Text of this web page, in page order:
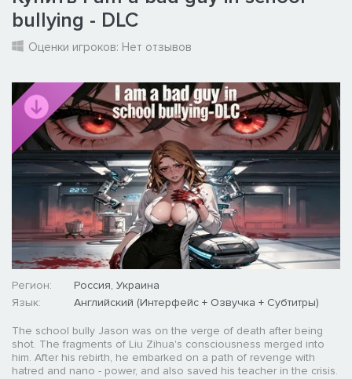
bullying - DLC
Оценки игроков: Нет отзывов
Регион:
Россия, Украина
Язык:
Английский (Интерфейс + Озвучка + Субтитры)
The school bully Jason was on the verge of death after being
shot. The fragments of Liu Zihua's consciousness merged into
him. After his rebirth, he embarked on a path of revenge with
hatred and nano - power, and also saved his teacher in the crisis.